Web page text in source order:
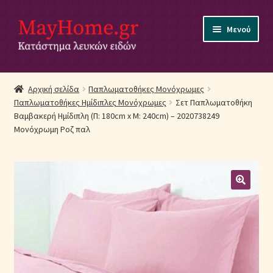
Απευθείας
μετάβαση
στην
Μετάβαση
σε
περιεχόμενο
Μενού
Αρχική
Ακύρωση Παραγγελίας
Αποστολές
Επικοινωνία
Επιστροφές Προϊόντων
Η εταιρία μας
Αρχική σελίδα
Παπλωματοθήκες Μονόχρωμες
Παπλωματοθήκες Ημίδιπλες Μονόχρωμες
Σετ Παπλωματοθήκη
Βαμβακερή Ημίδιπλη (Π: 180cm x Μ: 240cm) – 2020738249
Μονόχρωμη Ροζ παλ